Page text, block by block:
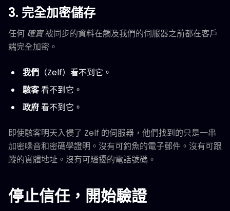
3. 完全加密儲存
任何 確實被同步的資料在觸及我們的伺服器之前都在客戶
端完全加密。
我們 （Zelf）看不到它。
駭客看不到它。
政府看不到它。
即使駭客明天入侵了 Zelf 的伺服器，他們找到的只是一串
加密噪音和密碼學證明。沒有可釣魚的電子郵件。沒有可跟
蹤的實體地址。沒有可騷擾的電話號碼。
停止信任，開始驗證